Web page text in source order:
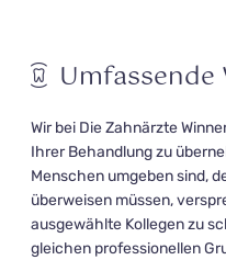
Wir bei Die Zahnärzte
Ihrer Behandlung zu
Menschen umgeben sind,
überweisen müssen,
ausgewählte Kollegen zu
gleichen professionellen